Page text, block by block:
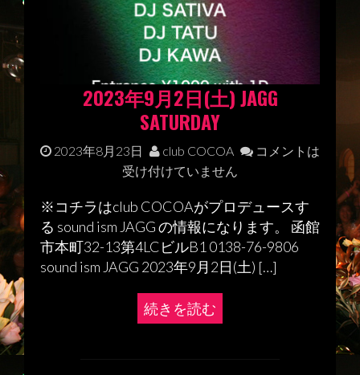
2023年9月2日(土) JAGG
SATURDAY
2023年8月23日 club COCOA
コメントは
受け付けていません
※コチラはclub COCOAがプロデュースす
る sound ism JAGG の情報になります。 函館
市本町32-13第4LCビルB1 0138-76-9806
sound ism JAGG 2023年9月2日(土) […]
続きを読む